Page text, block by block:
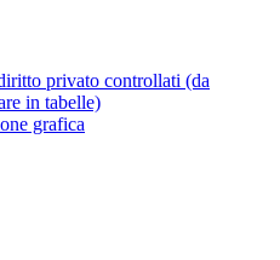
privato controllati (da
in tabelle)
grafica